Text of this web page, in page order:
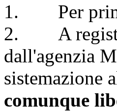
1. Per
2. A
dall'agenzia
sistemazione
comunque